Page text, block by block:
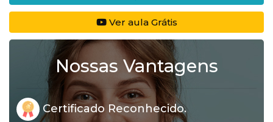
Ver aula Grátis
Nossas Vantagens
Certificado Reconhecido.